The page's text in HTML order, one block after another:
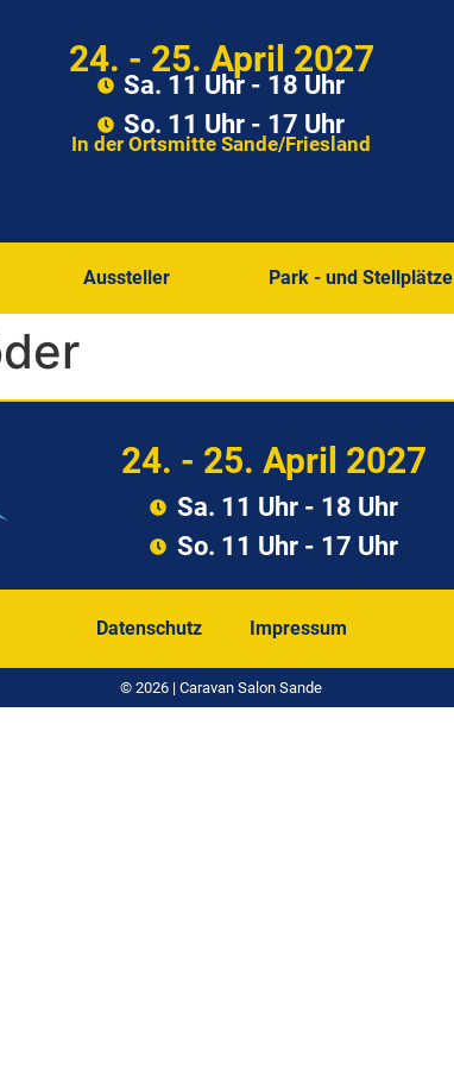
24. - 25. April 2027
Sa. 11 Uhr - 18 Uhr
So. 11 Uhr - 17 Uhr
In der Ortsmitte Sande/Friesland
Aussteller Park - und Stellplätze
24. - 25. April 2027
Sa. 11 Uhr - 18 Uhr
So. 11 Uhr - 17 Uhr
Datenschutz Impressum
© 2026 | Caravan Salon Sande